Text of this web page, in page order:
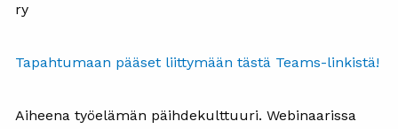
ry
Tapahtumaan pääset liittymään tästä Teams-linkistä!
Aiheena työelämän päihdekulttuuri. Webinaarissa